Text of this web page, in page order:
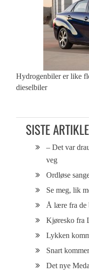
Hydrogenbiler er like
dieselbiler
SISTE
– Det var
veg
Ordløse
Se meg, lik
Å lære fra de
Kjøresko fra
Lykken
Snart
Det nye